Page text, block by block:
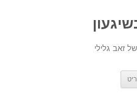
זאב גלילי